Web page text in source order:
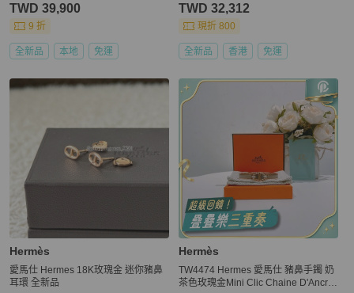
TWD 39,900
9 折
全新品 本地 免運
TWD 32,312
現折 800
全新品 香港 免運
Hermès
愛馬仕 Hermes 18K玫瑰金 迷你豬鼻
耳環 全新品
Hermès
TW4474 Hermes 愛馬仕 豬鼻手鐲 奶
茶色玫瑰金Mini Clic Chaine D'Ancre